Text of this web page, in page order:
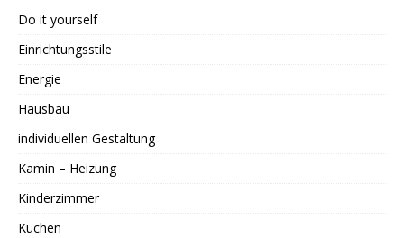
Do it yourself
Einrichtungsstile
Energie
Hausbau
individuellen Gestaltung
Kamin – Heizung
Kinderzimmer
Küchen